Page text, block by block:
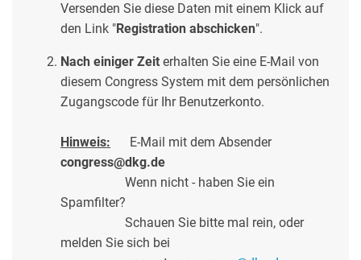
Versenden Sie diese Daten mit einem Klick auf
den Link "Registration abschicken".
Nach einiger Zeit erhalten Sie eine E-Mail von
diesem Congress System mit dem persönlichen
Zugangscode für Ihr Benutzerkonto.
Hinweis:
E-Mail mit dem Absender
congress@dkg.de
Wenn nicht - haben Sie ein
Spamfilter?
Schauen Sie bitte mal rein, oder
melden Sie sich bei